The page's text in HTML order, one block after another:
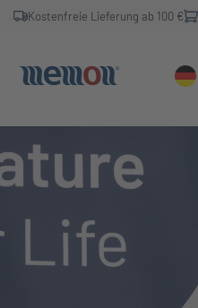
Kostenfreie Lieferung ab 100 €